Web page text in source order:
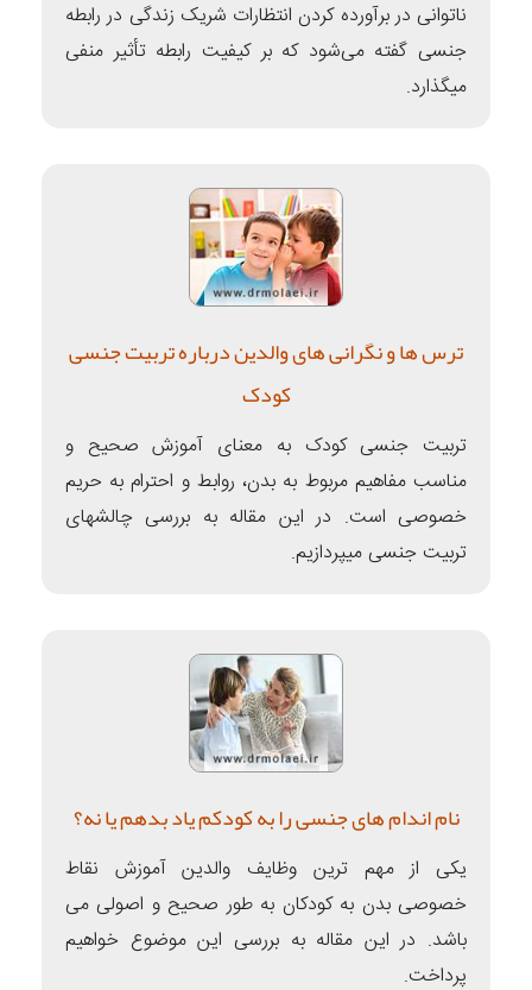
ناتوانی در برآورده کردن انتظارات شریک زندگی در رابطه
جنسی گفته می‌شود که بر کیفیت رابطه تأثیر منفی
میگذارد.
ترس ها و نگرانی های والدین درباره تربیت جنسی
کودک
تربیت جنسی کودک به معنای آموزش صحیح و
مناسب مفاهیم مربوط به بدن، روابط و احترام به حریم
خصوصی است. در این مقاله به بررسی چالشهای
تربیت جنسی میپردازیم.
نام اندام های جنسی را به کودکم یاد بدهم یا نه؟
یکی از مهم ترین وظایف والدین آموزش نقاط
خصوصی بدن به کودکان به طور صحیح و اصولی می
باشد. در این مقاله به بررسی این موضوع خواهیم
پرداخت.